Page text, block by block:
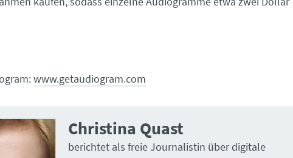
www.getaudiogram.com
Christina Quast
berichtet als freie Journalistin über digitale